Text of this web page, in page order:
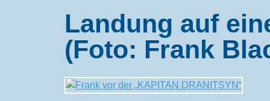
Landung auf
(Foto: Frank